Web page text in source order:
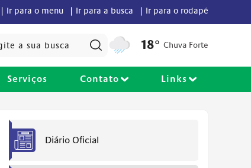
Ir para o menu | Ir para a busca | Ir para o rodapé
Pesquisar:18° Chuva Forte
Serviços Contato Links
Diário Oficial